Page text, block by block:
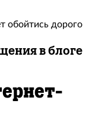
обойтись дорого
в блоге